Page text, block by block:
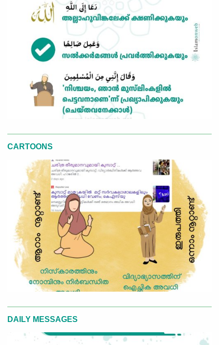
CARTOONS
DAILY MESSAGES